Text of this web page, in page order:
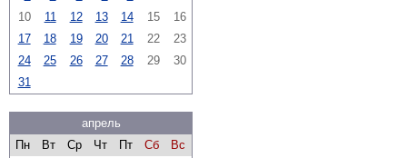
10
11 12 13 14 15
16
17
18 19 20 21 22
23
24
25 26 27 28 29
30
31
апрель
Пн
Вт Ср Чт Пт Сб
Вс